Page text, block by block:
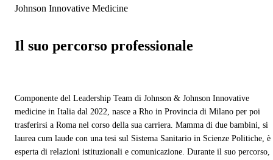
Johnson Innovative Medicine
Il suo percorso professionale
Componente del Leadership Team di Johnson & Johnson Innovative
medicine in Italia dal 2022, nasce a Rho in Provincia di Milano per poi
trasferirsi a Roma nel corso della sua carriera. Mamma di due bambini, si
laurea cum laude con una tesi sul Sistema Sanitario in Scienze Politiche, è
esperta di relazioni istituzionali e comunicazione. Durante il suo percorso,